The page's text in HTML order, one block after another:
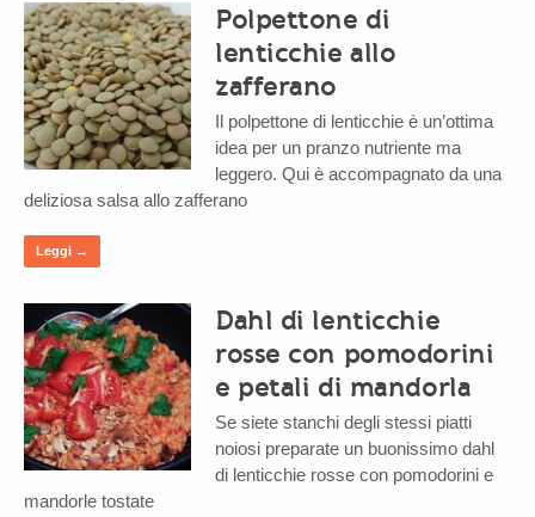
Polpettone di
lenticchie allo
zafferano
Il polpettone di lenticchie è un’ottima
idea per un pranzo nutriente ma
leggero. Qui è accompagnato da una
deliziosa salsa allo zafferano
Leggi →
Dahl di lenticchie
rosse con pomodorini
e petali di mandorla
Se siete stanchi degli stessi piatti
noiosi preparate un buonissimo dahl
di lenticchie rosse con pomodorini e
mandorle tostate